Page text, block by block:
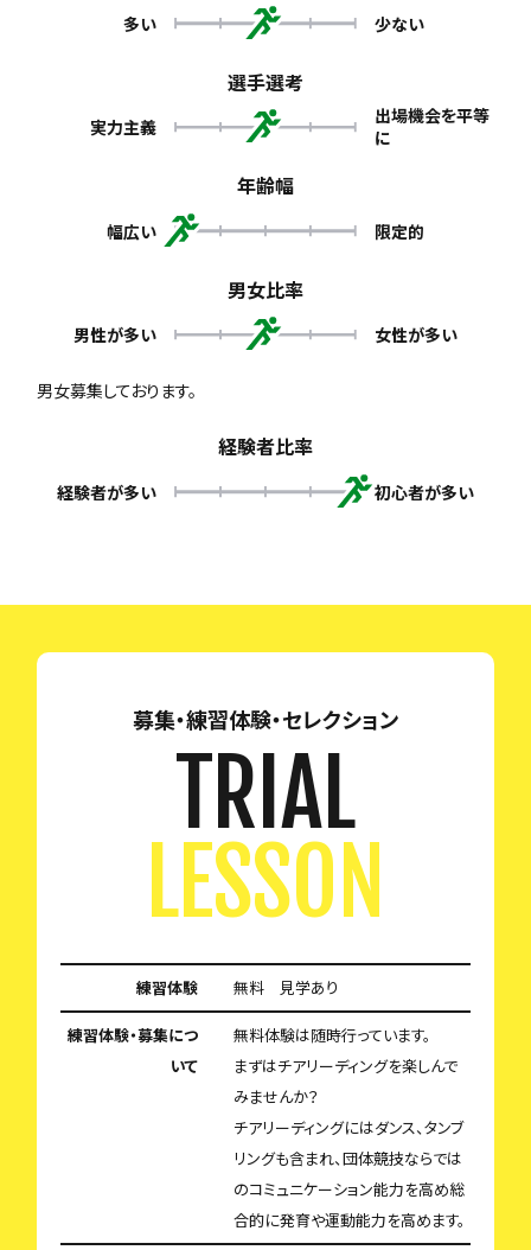
多い 少ない
選手選考
実力主義
出場機会を平等
に
年齢幅
幅広い 限定的
男女比率
男性が多い 女性が多い
男女募集しております。
経験者比率
経験者が多い 初心者が多い
募集・練習体験・セレクション
TRIAL
LESSON
練習体験 無料 見学あり
練習体験・募集につ
いて
無料体験は随時行っています。
まずはチアリーディングを楽しんで
みませんか？
チアリーディングにはダンス、タンブ
リングも含まれ、団体競技ならでは
のコミュニケーション能力を高め総
合的に発育や運動能力を高めます。